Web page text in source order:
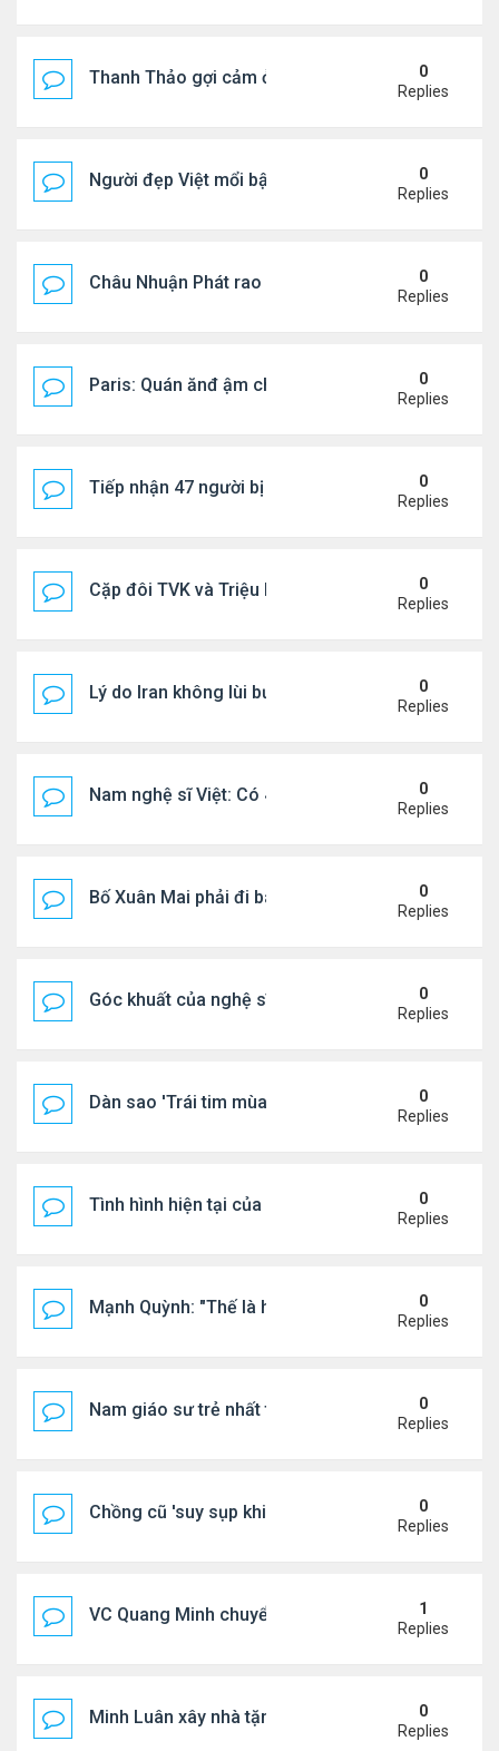
Thanh Thảo gợi cảm ở tuổi 49
0
Replies
Người đẹp Việt mổi bật giữa dàn sao châu Á
0
Replies
Châu Nhuận Phát rao bán tài sản
0
Replies
Paris: Quán ănđ ậm chất Việt đông kín khách chờ
0
Replies
Tiếp nhận 47 người bị Mỹ trục xuất, Công an
0
Replies
Cặp đôi TVK và Triệu Mẫn được yêu thích nhất
0
Replies
Lý do Iran không lùi bước trước lời đe dọa của
0
Replies
Nam nghệ sĩ Việt: Có 4 nhà ở Pháp, sống gần
0
Replies
Bố Xuân Mai phải đi bán cơm ở Mỹ
0
Replies
Góc khuất của nghệ sĩ Hoài Tâm
0
Replies
Dàn sao 'Trái tim mùa thu' sau 26 năm
0
Replies
Tình hình hiện tại của Quang Lê
0
Replies
Mạnh Quỳnh: "Thế là hết"
0
Replies
Nam giáo sư trẻ nhất thế giới ở tuổi 18
0
Replies
Chồng cũ 'suy sụp khi biết tin Nicole Kidman có
0
Replies
VC Quang Minh chuyển về tổ ấm
1
Replies
Minh Luân xây nhà tặng cha mẹ
0
Replies